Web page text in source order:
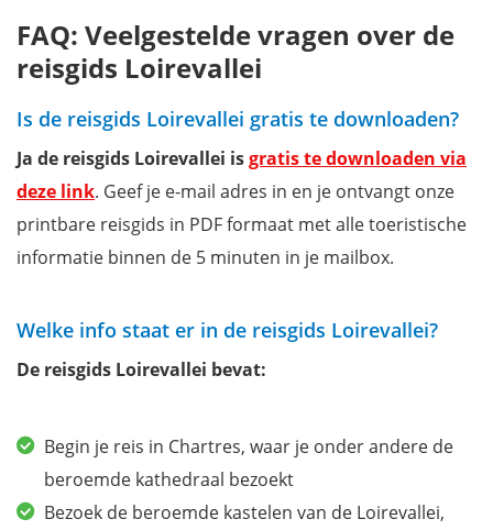
FAQ: Veelgestelde vragen over de
reisgids Loirevallei
Is de reisgids Loirevallei gratis te downloaden?
Ja de reisgids Loirevallei isgratis te downloaden via
deze link. Geef je e-mail adres in en je ontvangt onze
printbare reisgids in PDF formaat met alle toeristische
informatie binnen de 5 minuten in je mailbox.
Welke info staat er in de reisgids Loirevallei?
De reisgids Loirevallei bevat:
Begin je reis in Chartres, waar je onder andere de
beroemde kathedraal bezoekt
Bezoek de beroemde kastelen van de Loirevallei,